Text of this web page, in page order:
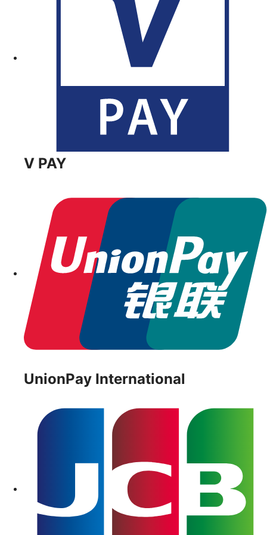
V PAY
UnionPay International